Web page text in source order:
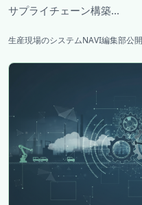
サプライチェーン構築...
生産現場のシステムNAVI編集部公